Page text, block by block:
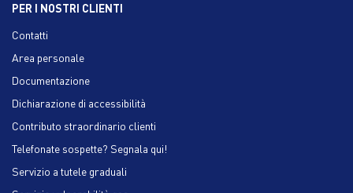
PER I NOSTRI CLIENTI
Contatti
Area personale
Documentazione
Dichiarazione di accessibilità
Contributo straordinario clienti
Telefonate sospette? Segnala qui!
Servizio a tutele graduali